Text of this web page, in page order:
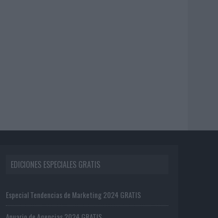
EDICIONES ESPECIALES GRATIS
Especial Tendencias de Marketing 2024 GRATIS